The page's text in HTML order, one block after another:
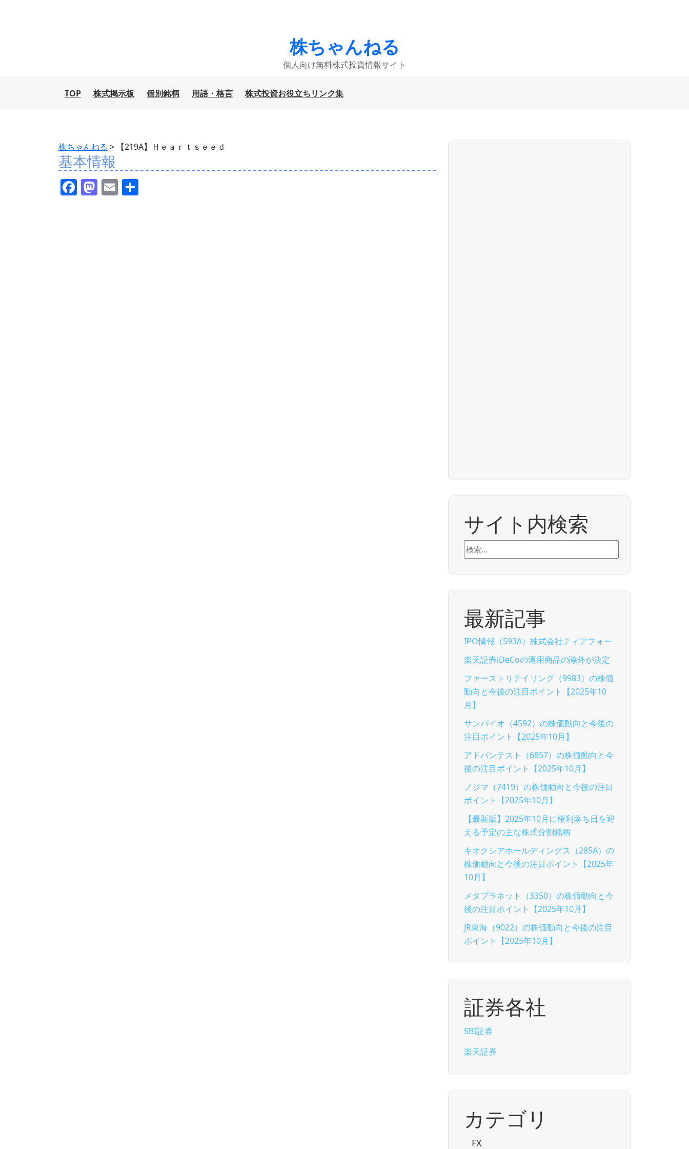
株ちゃんねる
個人向け無料株式投資情報サイト
TOP 株式掲示板 個別銘柄 用語・格言 株式投資お役立ちリンク集
株ちゃんねる > 【219A】Ｈｅａｒｔｓｅｅｄ
基本情報
F M E
サイト内検索
検
索:
最新記事
IPO情報（593A）株式会社ティアフォー
楽天証券iDeCoの運用商品の除外が決定
ファーストリテイリング（9983）の株価
動向と今後の注目ポイント【2025年10
月】
サンバイオ（4592）の株価動向と今後の
注目ポイント【2025年10月】
アドバンテスト（6857）の株価動向と今
後の注目ポイント【2025年10月】
ノジマ（7419）の株価動向と今後の注目
ポイント【2025年10月】
【最新版】2025年10月に権利落ち日を迎
える予定の主な株式分割銘柄
キオクシアホールディングス（285A）の
株価動向と今後の注目ポイント【2025年
10月】
メタプラネット（3350）の株価動向と今
後の注目ポイント【2025年10月】
JR東海（9022）の株価動向と今後の注目
ポイント【2025年10月】
証券各社
SBI証券
楽天証券
カテゴリ
FX